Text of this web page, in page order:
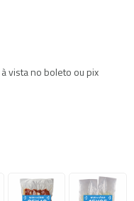
à vista no boleto ou pix